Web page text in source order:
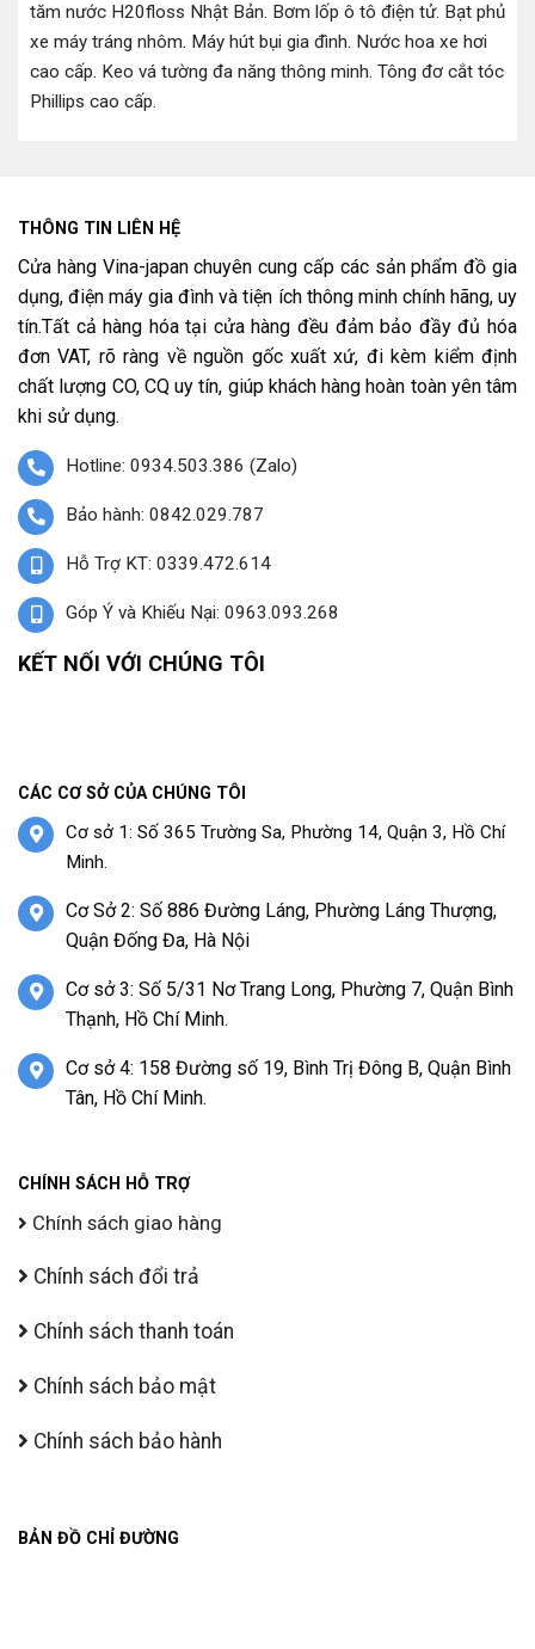
tăm nước H20floss Nhật Bản. Bơm lốp ô tô điện tử. Bạt phủ
xe máy tráng nhôm. Máy hút bụi gia đình. Nước hoa xe hơi
cao cấp. Keo vá tường đa năng thông minh. Tông đơ cắt tóc
Phillips cao cấp.
THÔNG TIN LIÊN HỆ
Cửa hàng Vina-japan chuyên cung cấp các sản phẩm đồ gia
dụng, điện máy gia đình và tiện ích thông minh chính hãng, uy
tín.Tất cả hàng hóa tại cửa hàng đều đảm bảo đầy đủ hóa
đơn VAT, rõ ràng về nguồn gốc xuất xứ, đi kèm kiểm định
chất lượng CO, CQ uy tín, giúp khách hàng hoàn toàn yên tâm
khi sử dụng.
Hotline: 0934.503.386 (Zalo)
Bảo hành: 0842.029.787
Hỗ Trợ KT: 0339.472.614
Góp Ý và Khiếu Nại: 0963.093.268
KẾT NỐI VỚI CHÚNG TÔI
CÁC CƠ SỞ CỦA CHÚNG TÔI
Cơ sở 1: Số 365 Trường Sa, Phường 14, Quận 3, Hồ Chí
Minh.
Cơ Sở 2: Số 886 Đường Láng, Phường Láng Thượng,
Quận Đống Đa, Hà Nội
Cơ sở 3: Số 5/31 Nơ Trang Long, Phường 7, Quận Bình
Thạnh, Hồ Chí Minh.
Cơ sở 4: 158 Đường số 19, Bình Trị Đông B, Quận Bình
Tân, Hồ Chí Minh.
CHÍNH SÁCH HỖ TRỢ
Chính sách giao hàng
Chính sách đổi trả
Chính sách thanh toán
Chính sách bảo mật
Chính sách bảo hành
BẢN ĐỒ CHỈ ĐƯỜNG